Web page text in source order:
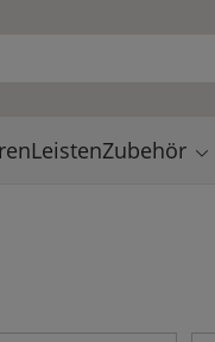
LeistenZubehör